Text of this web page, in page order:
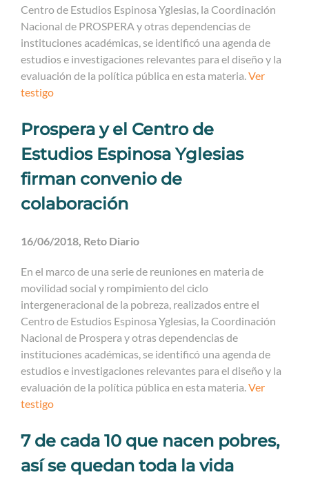
Centro de Estudios Espinosa Yglesias, la Coordinación
Nacional de PROSPERA y otras dependencias de
instituciones académicas, se identificó una agenda de
estudios e investigaciones relevantes para el diseño y la
evaluación de la política pública en esta materia.Ver
testigo
Prospera y el Centro de
Estudios Espinosa Yglesias
firman convenio de
colaboración
16/06/2018, Reto Diario
En el marco de una serie de reuniones en materia de
movilidad social y rompimiento del ciclo
intergeneracional de la pobreza, realizados entre el
Centro de Estudios Espinosa Yglesias, la Coordinación
Nacional de Prospera y otras dependencias de
instituciones académicas, se identificó una agenda de
estudios e investigaciones relevantes para el diseño y la
evaluación de la política pública en esta materia.Ver
testigo
7 de cada 10 que nacen pobres,
así se quedan toda la vida